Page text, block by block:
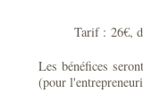
Tarif : 26€,
Les bénéfices
(pour